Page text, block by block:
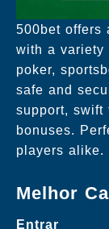
500bet offers
with a variety
poker,
safe and
support, swift
bonuses.
players alike.
Melhor
Entrar